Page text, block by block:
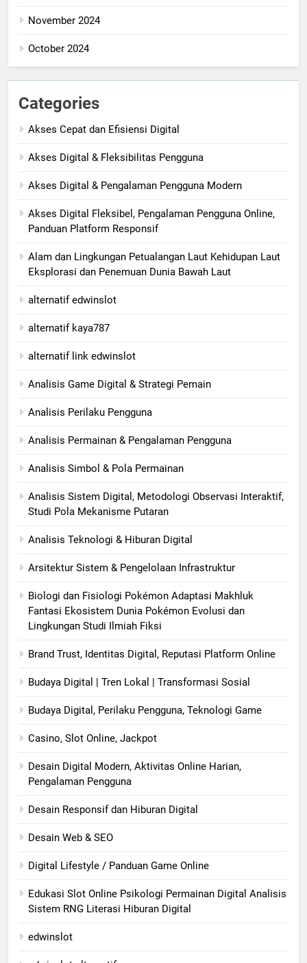
November 2024
October 2024
Categories
Akses Cepat dan Efisiensi Digital
Akses Digital & Fleksibilitas Pengguna
Akses Digital & Pengalaman Pengguna Modern
Akses Digital Fleksibel, Pengalaman Pengguna Online,
Panduan Platform Responsif
Alam dan Lingkungan Petualangan Laut Kehidupan Laut
Eksplorasi dan Penemuan Dunia Bawah Laut
alternatif edwinslot
alternatif kaya787
alternatif link edwinslot
Analisis Game Digital & Strategi Pemain
Analisis Perilaku Pengguna
Analisis Permainan & Pengalaman Pengguna
Analisis Simbol & Pola Permainan
Analisis Sistem Digital, Metodologi Observasi Interaktif,
Studi Pola Mekanisme Putaran
Analisis Teknologi & Hiburan Digital
Arsitektur Sistem & Pengelolaan Infrastruktur
Biologi dan Fisiologi Pokémon Adaptasi Makhluk
Fantasi Ekosistem Dunia Pokémon Evolusi dan
Lingkungan Studi Ilmiah Fiksi
Brand Trust, Identitas Digital, Reputasi Platform Online
Budaya Digital | Tren Lokal | Transformasi Sosial
Budaya Digital, Perilaku Pengguna, Teknologi Game
Casino, Slot Online, Jackpot
Desain Digital Modern, Aktivitas Online Harian,
Pengalaman Pengguna
Desain Responsif dan Hiburan Digital
Desain Web & SEO
Digital Lifestyle / Panduan Game Online
Edukasi Slot Online Psikologi Permainan Digital Analisis
Sistem RNG Literasi Hiburan Digital
edwinslot